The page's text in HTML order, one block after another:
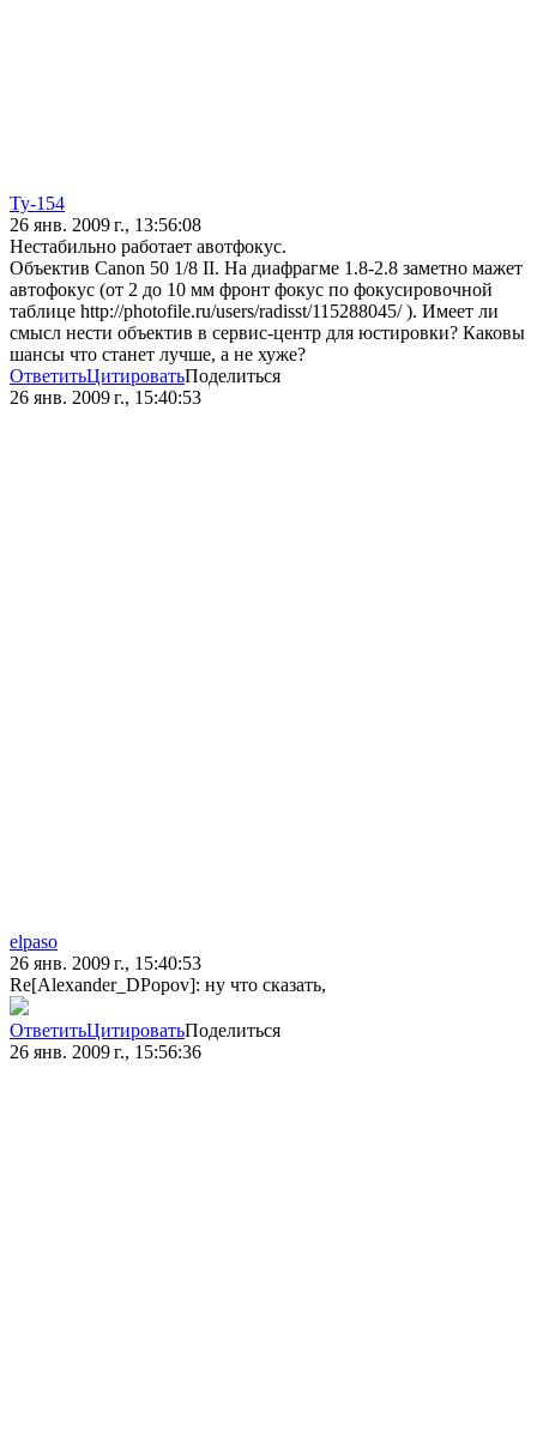
Ty-154
26 янв. 2009 г., 13:56:08
Нестабильно работает авотфокус.
Объектив Canon 50 1/8 II. На диафрагме 1.8-2.8 заметно мажет
автофокус (от 2 до 10 мм фронт фокус по фокусировочной
таблице http://photofile.ru/users/radisst/115288045/ ). Имеет ли
смысл нести объектив в сервис-центр для юстировки? Каковы
шансы что станет лучше, а не хуже?
ОтветитьЦитироватьПоделиться
26 янв. 2009 г., 15:40:53
elpaso
26 янв. 2009 г., 15:40:53
Re[Alexander_DPopov]: ну что сказать,
ОтветитьЦитироватьПоделиться
26 янв. 2009 г., 15:56:36